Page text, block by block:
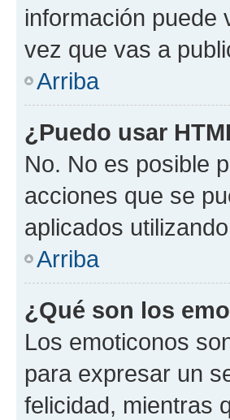
información puede
vez que vas a
Arriba
¿Puedo usar
No. No es posible
acciones que se
aplicados
Arriba
¿Qué son los
Los emoticonos
para expresar un
felicidad, mientras